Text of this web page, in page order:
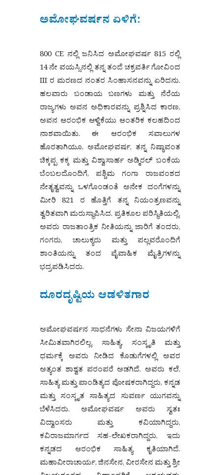
ಅಮೋಘವರ್ಷನ ಏಳಿಗೆ:
800 CE ನಲ್ಲಿ ಜನಿಸಿದ ಅಮೋಘವರ್ಷ 815 ರಲ್ಲಿ
14 ನೇ ವಯಸ್ಸಿನಲ್ಲಿ ತನ್ನ ತಂದೆ ಚಕ್ರವರ್ತಿ ಗೋವಿಂದ
III ರ ಮರಣದ ನಂತರ ಸಿಂಹಾಸನವನ್ನು ಏರಿದನು.
ಹಲವಾರು ಬಂಡಾಯ ಬಣಗಳು ಮತ್ತು ನೆರೆಯ
ರಾಜ್ಯಗಳು ಅವನ ಅಧಿಕಾರವನ್ನು ಪ್ರಶ್ನಿಸಿದ ಕಾರಣ,
ಅವನ ಆರಂಭಿಕ ಆಳ್ವಿಕೆಯು ಆಂತರಿಕ ಕಲಹದಿಂದ
ನಾಶವಾಯಿತು. ಈ ಆರಂಭಿಕ ಸವಾಲುಗಳ
ಹೊರತಾಗಿಯೂ, ಅಮೋಘವರ್ಷ, ತನ್ನ ನಿಷ್ಠಾವಂತ
ಚಿಕ್ಕಪ್ಪ ಕಕ್ಕ ಮತ್ತು ವಿಶ್ವಾಸಾರ್ಹ ಅಡ್ಮಿರಲ್ ಬಂಕೆಯ
ಬೆಂಬಲದೊಂದಿಗೆ, ಪಶ್ಚಿಮ ಗಂಗಾ ರಾಜವಂಶದ
ನೇತೃತ್ವವನ್ನು ಒಳಗೊಂಡಂತೆ ಅನೇಕ ದಂಗೆಗಳನ್ನು
ಮೀರಿ 821 ರ ಹೊತ್ತಿಗೆ ತನ್ನ ನಿಯಂತ್ರಣವನ್ನು
ತ್ವರಿತವಾಗಿ ಮರುಸ್ಥಾಪಿಸಿದ. ಪ್ರತಿಕೂಲ ಪರಿಸ್ಥಿತಿಯಲ್ಲಿ,
ಅವರು ರಾಜತಾಂತ್ರಿಕ ನೀತಿಯನ್ನು ಜಾರಿಗೆ ತಂದರು,
ಗಂಗರು, ಚಾಲುಕ್ಯರು ಮತ್ತು ಪಲ್ಲವರೊಂದಿಗೆ
ಶಾಂತಿಯನ್ನು ತಂದ ವೈವಾಹಿಕ ಮೈತ್ರಿಗಳನ್ನು
ಭದ್ರಪಡಿಸಿದರು.
ದೂರದೃಷ್ಟಿಯ ಆಡಳಿತಗಾರ
ಅಮೋಘವರ್ಷನ ಸಾಧನೆಗಳು ಸೇನಾ ವಿಜಯಗಳಿಗೆ
ಸೀಮಿತವಾಗಿರಲಿಲ್ಲ. ಸಾಹಿತ್ಯ, ಸಂಸ್ಕೃತಿ ಮತ್ತು
ಧರ್ಮಕ್ಕೆ ಅವರು ನೀಡಿದ ಕೊಡುಗೆಗಳಲ್ಲಿ ಅವರ
ಅತ್ಯಂತ ಶಾಶ್ವತ ಪರಂಪರೆ ಅಡಗಿದೆ. ಅವರು ಕಲೆ,
ಸಾಹಿತ್ಯ ಮತ್ತು ಪಾಂಡಿತ್ಯದ ಪೋಷಕರಾಗಿದ್ದರು, ಕನ್ನಡ
ಮತ್ತು ಸಂಸ್ಕೃತ ಸಾಹಿತ್ಯದ ಸುವರ್ಣ ಯುಗವನ್ನು
ಬೆಳೆಸಿದರು. ಅಮೋಘವರ್ಷ ಅವರು ಸ್ವತಃ
ವಿದ್ವಾಂಸರು ಮತ್ತು ಕವಿಯಾಗಿದ್ದರು,
ಕವಿರಾಜಮಾರ್ಗದ ಸಹ-ಲೇಖಕರಾಗಿದ್ದರು, ಇದು
ಕನ್ನಡದ ಆರಂಭಿಕ ಸಾಹಿತ್ಯ ಕೃತಿಯಾಗಿದೆ.
ಮಹಾವೀರಾಚಾರ್ಯ, ಜಿನಸೇನ, ವೀರಸೇನ ಮತ್ತು ಶ್ರೀ